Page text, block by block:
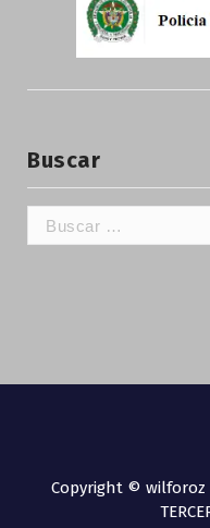
Buscar
Copyright © wilforoz